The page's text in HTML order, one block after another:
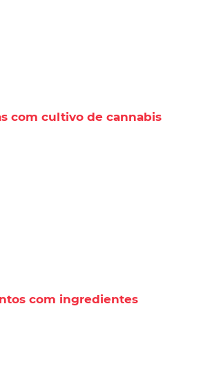
com cultivo de cannabis
com ingredientes